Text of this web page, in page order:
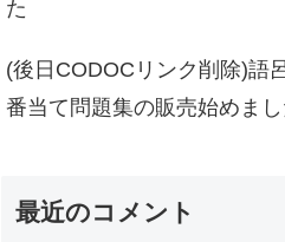
た
(後日CODOCリンク削除)語
番当て問題集の販売始めまし
最近のコメント